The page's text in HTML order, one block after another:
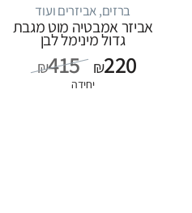
ברזים, אביזרים ועוד
אביזר אמבטיה מוט מגבת
גדול מינימל לבן
₪415 ₪220
יחידה